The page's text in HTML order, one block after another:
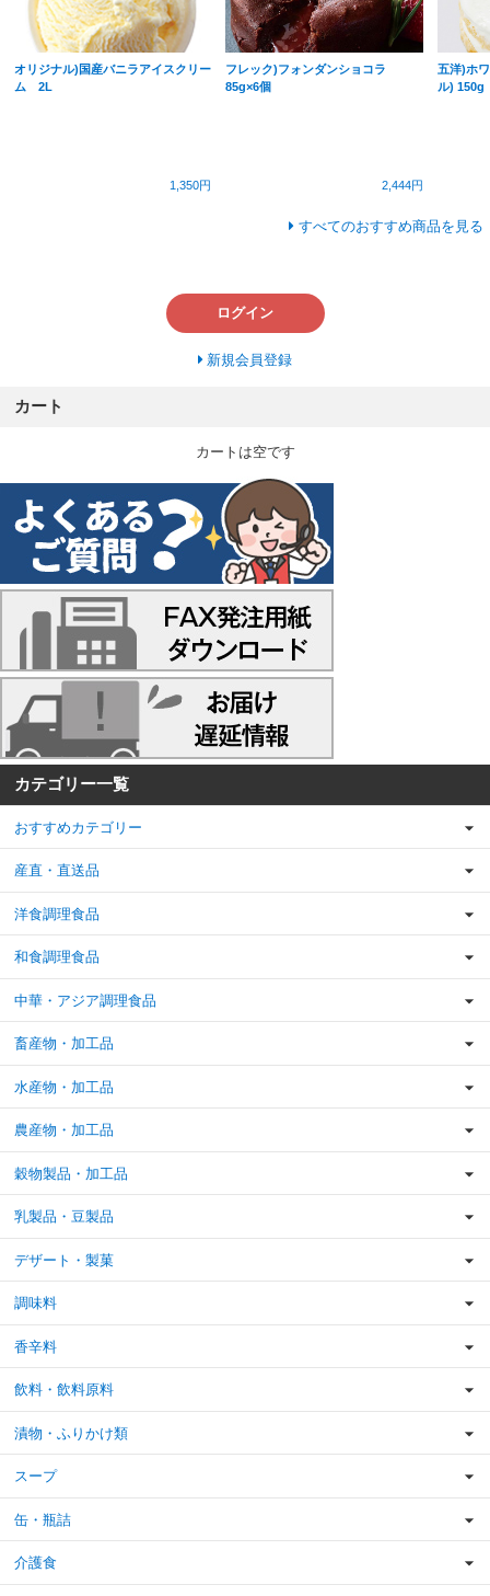
オリジナル)国産バニラアイスクリー
ム 2L
1,350円
フレック)フォンダンショコラ
85g×6個
2,444円
五洋)ホ
ル) 150g
すべてのおすすめ商品を見る
ログイン
新規会員登録
カート
カートは空です
カテゴリー一覧
おすすめカテゴリー
産直・直送品
洋食調理食品
和食調理食品
中華・アジア調理食品
畜産物・加工品
水産物・加工品
農産物・加工品
穀物製品・加工品
乳製品・豆製品
デザート・製菓
調味料
香辛料
飲料・飲料原料
漬物・ふりかけ類
スープ
缶・瓶詰
介護食